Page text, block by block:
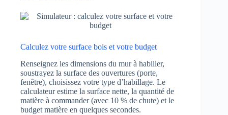
Calculez votre surface bois et votre budget
Renseignez les dimensions du mur à habiller,
soustrayez la surface des ouvertures (porte,
fenêtre), choisissez votre type d’habillage. Le
calculateur estime la surface nette, la quantité de
matière à commander (avec 10 % de chute) et le
budget matière en quelques secondes.